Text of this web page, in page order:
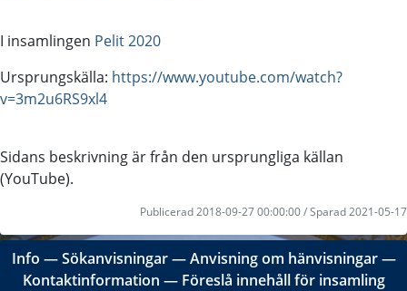
I insamlingen Pelit 2020
Ursprungskälla: https://www.youtube.com/watch?
v=3m2u6RS9xl4
Sidans beskrivning är från den ursprungliga källan
(YouTube).
Publicerad 2018-09-27 00:00:00 / Sparad 2021-05-17
Info ―Sökanvisningar―Anvisning om hänvisningar―
Kontaktinformation ― Föreslå innehåll för insamling